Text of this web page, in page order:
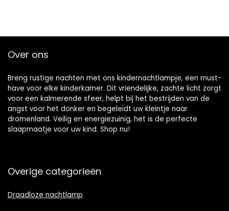
Over ons
Breng rustige nachten met ons kindernachtlampje, een must-
have voor elke kinderkamer. Dit vriendelijke, zachte licht zorgt
voor een kalmerende sfeer, helpt bij het bestrijden van de
angst voor het donker en begeleidt uw kleintje naar
dromenland. Veilig en energiezuinig, het is de perfecte
slaapmaatje voor uw kind. Shop nu!
Overige categorieën
Draadloze nachtlamp